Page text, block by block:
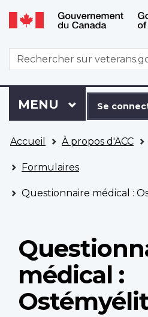
à
WxT
Search
form
connecter
à
Dossier
ACC
Se
Menu
MENU PRINCIPAL
êtes
ici
Accueil À propos d'ACC
Formulaires
Questionnaire médical :
médical :